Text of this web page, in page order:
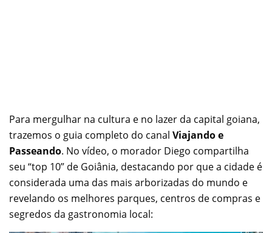
Para mergulhar na cultura e no lazer da capital goiana,
trazemos o guia completo do canal Viajando e
Passeando. No vídeo, o morador Diego compartilha
seu “top 10” de Goiânia, destacando por que a cidade é
considerada uma das mais arborizadas do mundo e
revelando os melhores parques, centros de compras e
segredos da gastronomia local: